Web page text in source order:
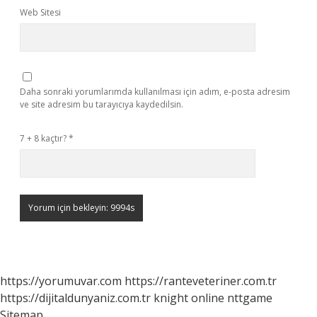
Web Sitesi
Daha sonraki yorumlarımda kullanılması için adım, e-posta adresim
ve site adresim bu tarayıcıya kaydedilsin.
7 + 8 kaçtır?*
https://yorumuvar.com https://ranteveteriner.com.tr
https://dijitaldunyaniz.com.tr knight online nttgame